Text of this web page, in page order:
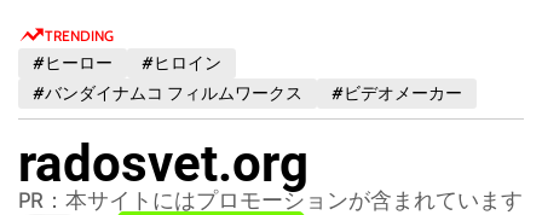
TRENDING
#ヒーロー
#ヒロイン
#バンダイナムコ フィルムワークス
#ビデオメーカー
radosvet.org
PR：本サイトにはプロモーションが含まれています